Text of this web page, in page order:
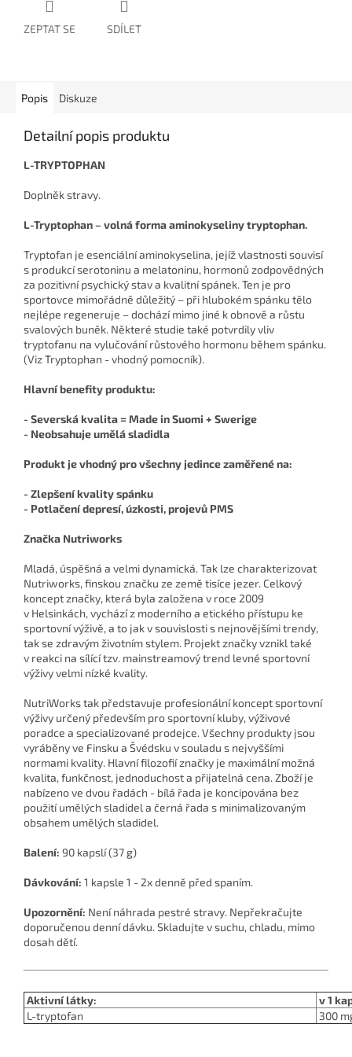
ZEPTAT SE SDÍLET
Popis Diskuze
Detailní popis produktu
L-TRYPTOPHAN
Doplněk stravy.
L-Tryptophan – volná forma aminokyseliny tryptophan.
Tryptofan je esenciální aminokyselina, jejíž vlastnosti souvisí
s produkcí serotoninu a melatoninu, hormonů zodpovědných
za pozitivní psychický stav a kvalitní spánek. Ten je pro
sportovce mimořádně důležitý – při hlubokém spánku tělo
nejlépe regeneruje – dochází mimo jiné k obnově a růstu
svalových buněk. Některé studie také potvrdily vliv
tryptofanu na vylučování růstového hormonu během spánku.
(Viz Tryptophan - vhodný pomocník).
Hlavní benefity produktu:
- Severská kvalita = Made in Suomi + Swerige
- Neobsahuje umělá sladidla
Produkt je vhodný pro všechny jedince zaměřené na:
- Zlepšení kvality spánku
- Potlačení depresí, úzkosti, projevů PMS
Značka Nutriworks
Mladá, úspěšná a velmi dynamická. Tak lze charakterizovat
Nutriworks, finskou značku ze země tisíce jezer. Celkový
koncept značky, která byla založena v roce 2009
v Helsinkách, vychází z moderního a etického přístupu ke
sportovní výživě, a to jak v souvislosti s nejnovějšími trendy,
tak se zdravým životním stylem. Projekt značky vznikl také
v reakci na sílící tzv. mainstreamový trend levné sportovní
výživy velmi nízké kvality.
NutriWorks tak představuje profesionální koncept sportovní
výživy určený především pro sportovní kluby, výživové
poradce a specializované prodejce. Všechny produkty jsou
vyráběny ve Finsku a Švédsku v souladu s nejvyššími
normami kvality. Hlavní filozofií značky je maximální možná
kvalita, funkčnost, jednoduchost a přijatelná cena. Zboží je
nabízeno ve dvou řadách - bílá řada je koncipována bez
použití umělých sladidel a černá řada s minimalizovaným
obsahem umělých sladidel.
Balení: 90 kapslí (37 g)
Dávkování: 1 kapsle 1 - 2x denně před spaním.
Upozornění: Není náhrada pestré stravy. Nepřekračujte
doporučenou denní dávku. Skladujte v suchu, chladu, mimo
dosah dětí.
Aktivní látky:
v 1
L-tryptofan
300